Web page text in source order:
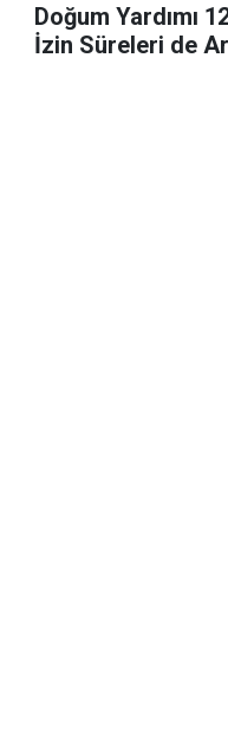
Doğum Yardımı
İzin Süreleri de